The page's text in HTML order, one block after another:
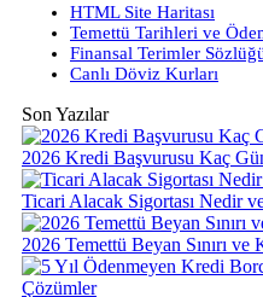
HTML Site Haritası
Temettü Tarihleri ve
Finansal Terimler
Canlı Döviz Kurları
Son Yazılar
2026 Kredi Başvurusu Kaç
Ticari Alacak Sigortası Nedir
2026 Temettü Beyan Sınırı ve